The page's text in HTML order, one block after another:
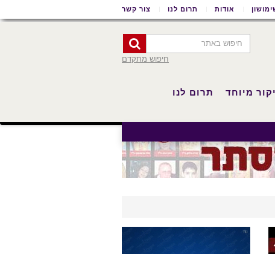
אודות תרום לנו צור קשר
חיפוש מתקדם
מיוחד תרום לנו